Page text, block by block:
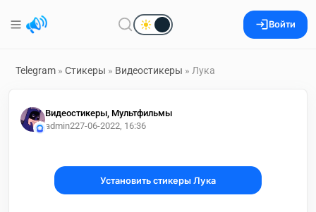
Войти
Telegram » Стикеры » Видеостикеры » Лука
Видеостикеры, Мультфильмы
admin227-06-2022, 16:36
Установить стикеры Лука